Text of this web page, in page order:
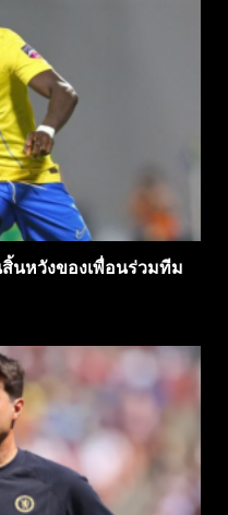
สิ้นหวังของเพื่อนร่วมทีม